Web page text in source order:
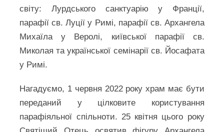
світу: Лурдського санктуарію у Франції,
парафії св. Луції у Римі, парафії св. Архангела
Михаїла у Веролі, київської парафії св.
Миколая та української семінарії св. Йосафата
у Римі.
Нагадуємо, 1 червня 2022 року храм має бути
переданий у цілковите користування
парафіяльної спільноти. 25 квітня цього року